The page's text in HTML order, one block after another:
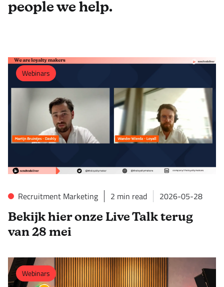
people we help.
Webinars
Recruitment Marketing 2 min read 2026-05-28
Bekijk hier onze Live Talk terug
van 28 mei
Webinars